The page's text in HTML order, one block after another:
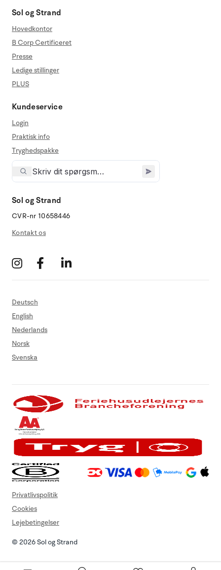
Sol og Strand
Hovedkontor
B Corp Certificeret
Presse
Ledige stillinger
PLUS
Kundeservice
Login
Praktisk info
Tryghedspakke
Sol og Strand
CVR-nr 10658446
Kontakt os
Deutsch
English
Nederlands
Norsk
Svenska
© 2026 Sol og Strand
Privatlivspolitik
Cookies
Lejebetingelser